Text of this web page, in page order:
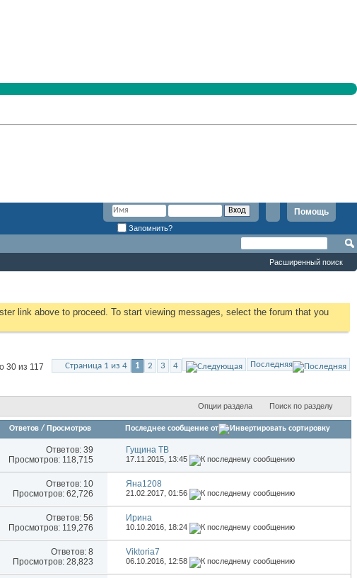
Помощь
Запомнить?
Расширенный поиск
link above to proceed. To start viewing messages, select the forum that you
Страница 1 из 4 1 2 3 4 Последняя
30 из 117
Опции раздела Поиск по разделу
Ответов / Просмотров Последнее сообщение от
Ответов: 39
Просмотров: 118,715
Гущина ТВ
17.11.2015, 13:45
Ответов: 10
Просмотров: 62,726
Яна1208
21.02.2017,01:56
Ответов: 56
Просмотров: 119,276
Иринa
10.10.2016, 18:24
Ответов: 8
Просмотров: 28,823
Viktoria7
06.10.2016, 12:58